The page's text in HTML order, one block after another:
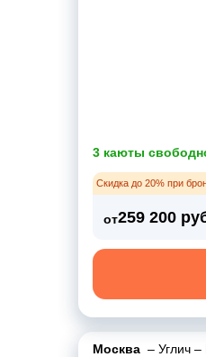
3 каюты
Скидка до 20% при
от259 200
Москва – Углич –